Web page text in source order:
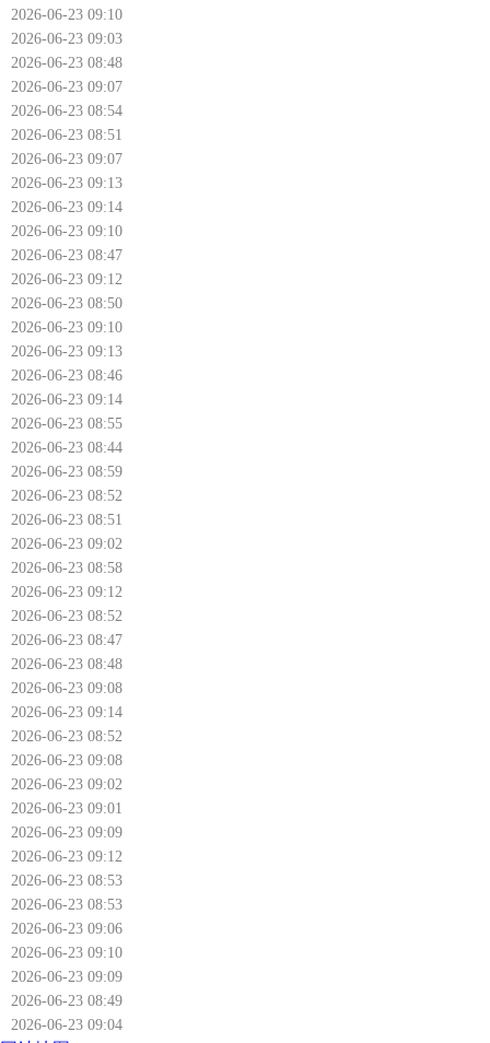
2026-06-23 09:10
2026-06-23 09:03
2026-06-23 08:48
2026-06-23 09:07
2026-06-23 08:54
2026-06-23 08:51
2026-06-23 09:07
2026-06-23 09:13
2026-06-23 09:14
2026-06-23 09:10
2026-06-23 08:47
2026-06-23 09:12
2026-06-23 08:50
2026-06-23 09:10
2026-06-23 09:13
2026-06-23 08:46
2026-06-23 09:14
2026-06-23 08:55
2026-06-23 08:44
2026-06-23 08:59
2026-06-23 08:52
2026-06-23 08:51
2026-06-23 09:02
2026-06-23 08:58
2026-06-23 09:12
2026-06-23 08:52
2026-06-23 08:47
2026-06-23 08:48
2026-06-23 09:08
2026-06-23 09:14
2026-06-23 08:52
2026-06-23 09:08
2026-06-23 09:02
2026-06-23 09:01
2026-06-23 09:09
2026-06-23 09:12
2026-06-23 08:53
2026-06-23 08:53
2026-06-23 09:06
2026-06-23 09:10
2026-06-23 09:09
2026-06-23 08:49
2026-06-23 09:04